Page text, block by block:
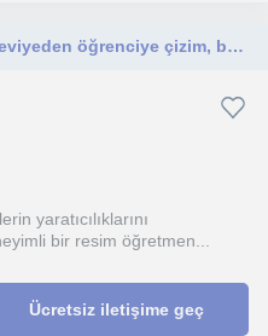
Online resim derslerimde her seviyeden öğrenciye çizim, boyama ve bir çok farklı teknikleri keyifle öğretiyorum.
yaratıcılıklarını
bir resim öğretmen...
Ücretsiz iletişime geç